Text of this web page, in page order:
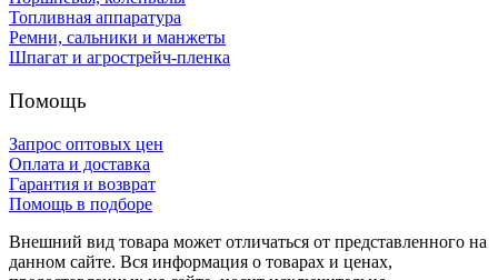
Топливная аппаратура
Ремни, сальники и манжеты
Шпагат и агрострейч-пленка
Помощь
Запрос оптовых цен
Оплата и доставка
Гарантия и возврат
Помощь в подборе
Внешний вид товара может отличаться от представленного на
данном сайте. Вся информация о товарах и ценах,